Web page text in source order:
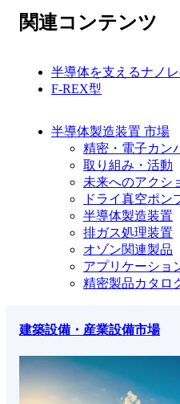
関連コンテンツ
半導体を支えるナノ
F-REX型
半導体製造装置 市場
精密・電子カン
取り組み・活動
未来へのアクシ
ドライ真空ポン
半導体製造装置
排ガス処理装置
オゾン関連製品
アプリケーショ
精密製品カタロ
建築設備・産業設備市場